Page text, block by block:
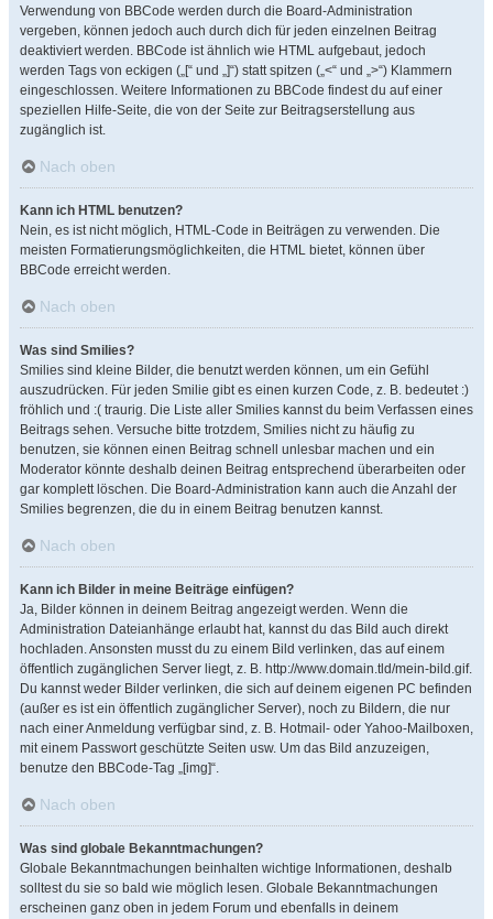
Verwendung von BBCode werden durch die Board-Administration
vergeben, können jedoch auch durch dich für jeden einzelnen Beitrag
deaktiviert werden. BBCode ist ähnlich wie HTML aufgebaut, jedoch
werden Tags von eckigen („[“ und „]“) statt spitzen („<“ und „>“) Klammern
eingeschlossen. Weitere Informationen zu BBCode findest du auf einer
speziellen Hilfe-Seite, die von der Seite zur Beitragserstellung aus
zugänglich ist.
Nach oben
Kann ich HTML benutzen?
Nein, es ist nicht möglich, HTML-Code in Beiträgen zu verwenden. Die
meisten Formatierungsmöglichkeiten, die HTML bietet, können über
BBCode erreicht werden.
Nach oben
Was sind Smilies?
Smilies sind kleine Bilder, die benutzt werden können, um ein Gefühl
auszudrücken. Für jeden Smilie gibt es einen kurzen Code, z. B. bedeutet :)
fröhlich und :( traurig. Die Liste aller Smilies kannst du beim Verfassen eines
Beitrags sehen. Versuche bitte trotzdem, Smilies nicht zu häufig zu
benutzen, sie können einen Beitrag schnell unlesbar machen und ein
Moderator könnte deshalb deinen Beitrag entsprechend überarbeiten oder
gar komplett löschen. Die Board-Administration kann auch die Anzahl der
Smilies begrenzen, die du in einem Beitrag benutzen kannst.
Nach oben
Kann ich Bilder in meine Beiträge einfügen?
Ja, Bilder können in deinem Beitrag angezeigt werden. Wenn die
Administration Dateianhänge erlaubt hat, kannst du das Bild auch direkt
hochladen. Ansonsten musst du zu einem Bild verlinken, das auf einem
öffentlich zugänglichen Server liegt, z. B. http://www.domain.tld/mein-bild.gif.
Du kannst weder Bilder verlinken, die sich auf deinem eigenen PC befinden
(außer es ist ein öffentlich zugänglicher Server), noch zu Bildern, die nur
nach einer Anmeldung verfügbar sind, z. B. Hotmail- oder Yahoo-Mailboxen,
mit einem Passwort geschützte Seiten usw. Um das Bild anzuzeigen,
benutze den BBCode-Tag „[img]“.
Nach oben
Was sind globale Bekanntmachungen?
Globale Bekanntmachungen beinhalten wichtige Informationen, deshalb
solltest du sie so bald wie möglich lesen. Globale Bekanntmachungen
erscheinen ganz oben in jedem Forum und ebenfalls in deinem